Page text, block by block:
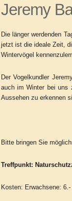
Jeremy
Die länger werdenden
jetzt ist die ideale Zeit,
Wintervögel
Der Vogelkundler
auch im Winter bei uns
Aussehen zu erkennen
Bitte bringen Sie
Treffpunkt:
Kosten: Erwachsene: